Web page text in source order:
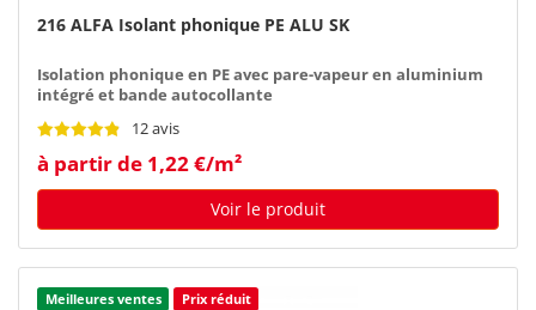
216 ALFA Isolant phonique PE ALU SK
Isolation phonique en PE avec pare-vapeur en aluminium
intégré et bande autocollante
12 avis
à partir de 1,22 €/m²
Voir le produit
Meilleures ventes Prix réduit